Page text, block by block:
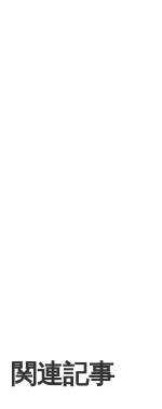
関連記事